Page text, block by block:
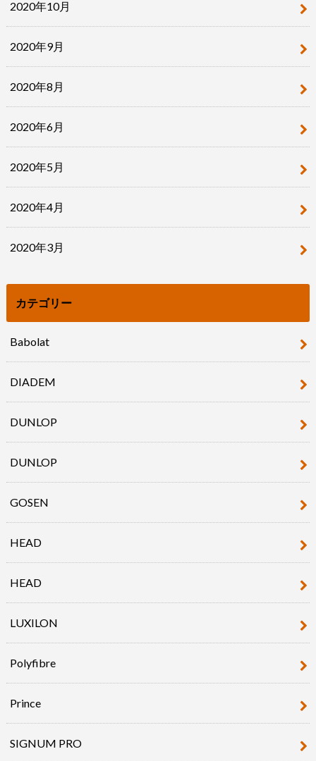
2020年10月
2020年9月
2020年8月
2020年6月
2020年5月
2020年4月
2020年3月
カテゴリー
Babolat
DIADEM
DUNLOP
DUNLOP
GOSEN
HEAD
HEAD
LUXILON
Polyfibre
Prince
SIGNUM PRO